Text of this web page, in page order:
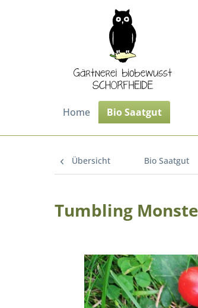
Home Bio Saatgut
Übersicht Bio Saatgut
Tumbling